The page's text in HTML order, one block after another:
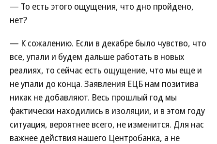
— То есть этого ощущения, что дно пройдено,
нет?
— К сожалению. Если в декабре было чувство, что
все, упали и будем дальше работать в новых
реалиях, то сейчас есть ощущение, что мы еще и
не упали до конца. Заявления ЕЦБ нам позитива
никак не добавляют. Весь прошлый год мы
фактически находились в изоляции, и в этом году
ситуация, вероятнее всего, не изменится. Для нас
важнее действия нашего Центробанка, а не